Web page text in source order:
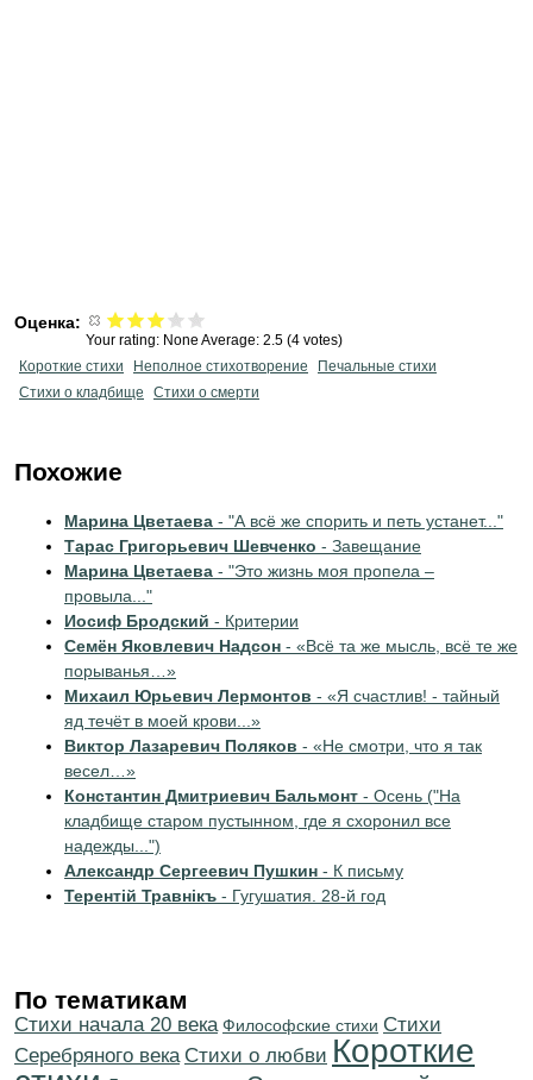
Оценка:
Your rating: None Average: 2.5 (4 votes)
Короткие стихи
Неполное стихотворение
Печальные стихи
Стихи о кладбище
Стихи о смерти
Похожие
Марина Цветаева - "А всё же спорить и петь устанет..."
Тарас Григорьевич Шевченко - Завещание
Марина Цветаева - "Это жизнь моя пропела –
провыла..."
Иосиф Бродский - Критерии
Семён Яковлевич Надсон - «Всё та же мысль, всё те же
порыванья…»
Михаил Юрьевич Лермонтов - «Я счастлив! - тайный
яд течёт в моей крови...»
Виктор Лазаревич Поляков - «Не смотри, что я так
весел…»
Константин Дмитриевич Бальмонт - Осень ("На
кладбище старом пустынном, где я схоронил все
надежды...")
Александр Сергеевич Пушкин - К письму
Терентiй Травнiкъ - Гугушатия. 28-й год
По тематикам
Cтихи начала 20 века Философские стихи Cтихи
Серебряного века Стихи о любви Короткие